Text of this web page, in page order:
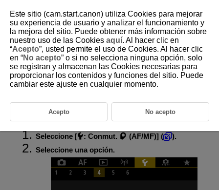
D185-219
Conmutador de modos de enfoque
(AF/MF)
puede configurar el funcionamiento del conmutador de modos de
enfoque de la cámara.
Seleccione [ : Conmut. (AF/MF)] (
).
Seleccione una opción.
Este sitio (cam.start.canon) utiliza Cookies para mejorar
su experiencia de usuario y analizar el funcionamiento y
la mejora del sitio. Puede obtener más información sobre
nuestro uso de las Cookies aquí. Al hacer clic en
“Acepto”, usted permite el uso de Cookies. Al hacer clic
en “No acepto” o si no selecciona ninguna opción, solo
se registran y almacenan las Cookies necesarias para
proporcionar los contenidos y funciones del sitio. Puede
cambiar este ajuste en cualquier momento.
Acepto No acepto